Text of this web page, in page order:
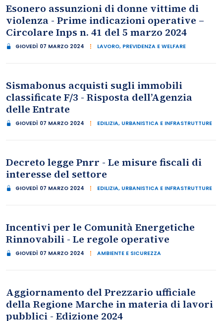
Esonero assunzioni di donne vittime di
violenza - Prime indicazioni operative –
Circolare Inps n. 41 del 5 marzo 2024
GIOVEDÌ 07 MARZO 2024 LAVORO, PREVIDENZA E WELFARE
Sismabonus acquisti sugli immobili
classificate F/3 - Risposta dell’Agenzia
delle Entrate
GIOVEDÌ 07 MARZO 2024 EDILIZIA, URBANISTICA E INFRASTRUTTURE
Decreto legge Pnrr - Le misure fiscali di
interesse del settore
GIOVEDÌ 07 MARZO 2024 EDILIZIA, URBANISTICA E INFRASTRUTTURE
Incentivi per le Comunità Energetiche
Rinnovabili - Le regole operative
GIOVEDÌ 07 MARZO 2024 AMBIENTE E SICUREZZA
Aggiornamento del Prezzario ufficiale
della Regione Marche in materia di lavori
pubblici - Edizione 2024